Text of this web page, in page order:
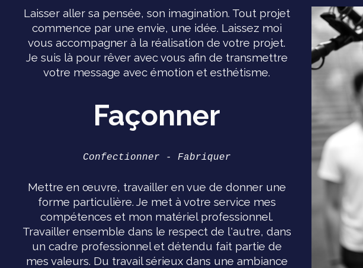
Laisser aller sa pensée, son imagination. Tout projet
commence par une envie, une idée. Laissez moi
vous accompagner à la réalisation de votre projet.
Je suis là pour rêver avec vous afin de transmettre
votre message avec émotion et esthétisme.
Façonner
Confectionner - Fabriquer
Mettre en œuvre, travailler en vue de donner une
forme particulière. Je met à votre service mes
compétences et mon matériel professionnel.
Travailler ensemble dans le respect de l'autre, dans
un cadre professionnel et détendu fait partie de
mes valeurs. Du travail sérieux dans une ambiance